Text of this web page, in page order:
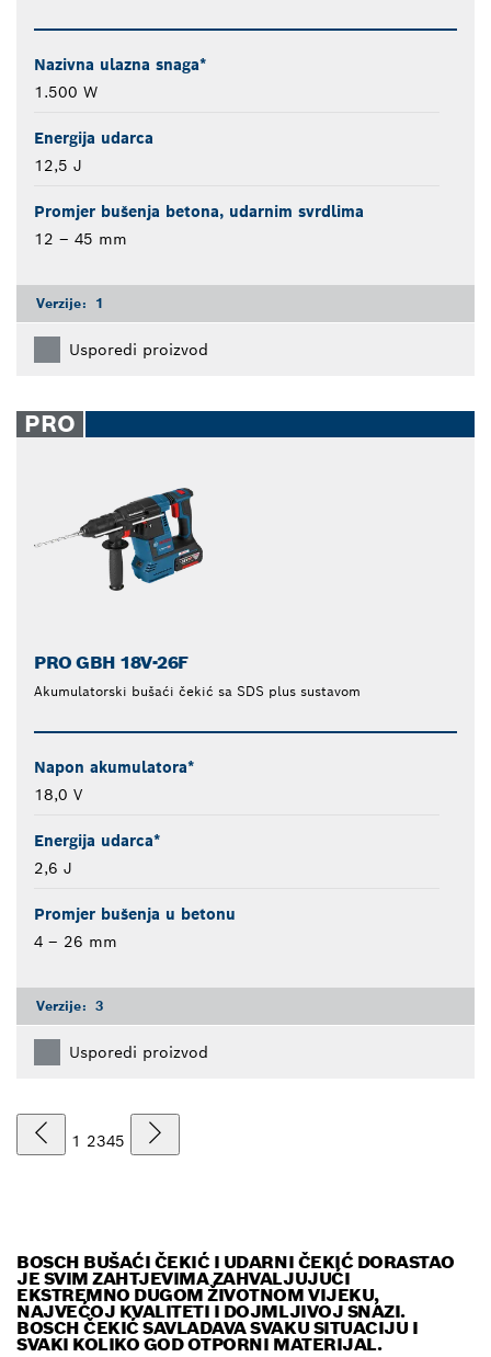
Nazivna ulazna snaga*
1.500 W
Energija udarca
12,5 J
Promjer bušenja betona, udarnim svrdlima
12 – 45 mm
Verzije: 1
Usporedi proizvod
PRO
PRO GBH 18V-26F
Akumulatorski bušaći čekić sa SDS plus sustavom
Napon akumulatora*
18,0 V
Energija udarca*
2,6 J
Promjer bušenja u betonu
4 – 26 mm
Verzije: 3
Usporedi proizvod
1 2345
BOSCH BUŠAĆI ČEKIĆ I UDARNI ČEKIĆ DORASTAO
JE SVIM ZAHTJEVIMA ZAHVALJUJUĆI
EKSTREMNO DUGOM ŽIVOTNOM VIJEKU,
NAJVEĆOJ KVALITETI I DOJMLJIVOJ SNAZI.
BOSCH ČEKIĆ SAVLADAVA SVAKU SITUACIJU I
SVAKI KOLIKO GOD OTPORNI MATERIJAL.